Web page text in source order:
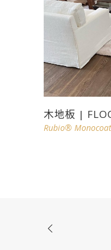
木地板 |
Rubio® Monocoat